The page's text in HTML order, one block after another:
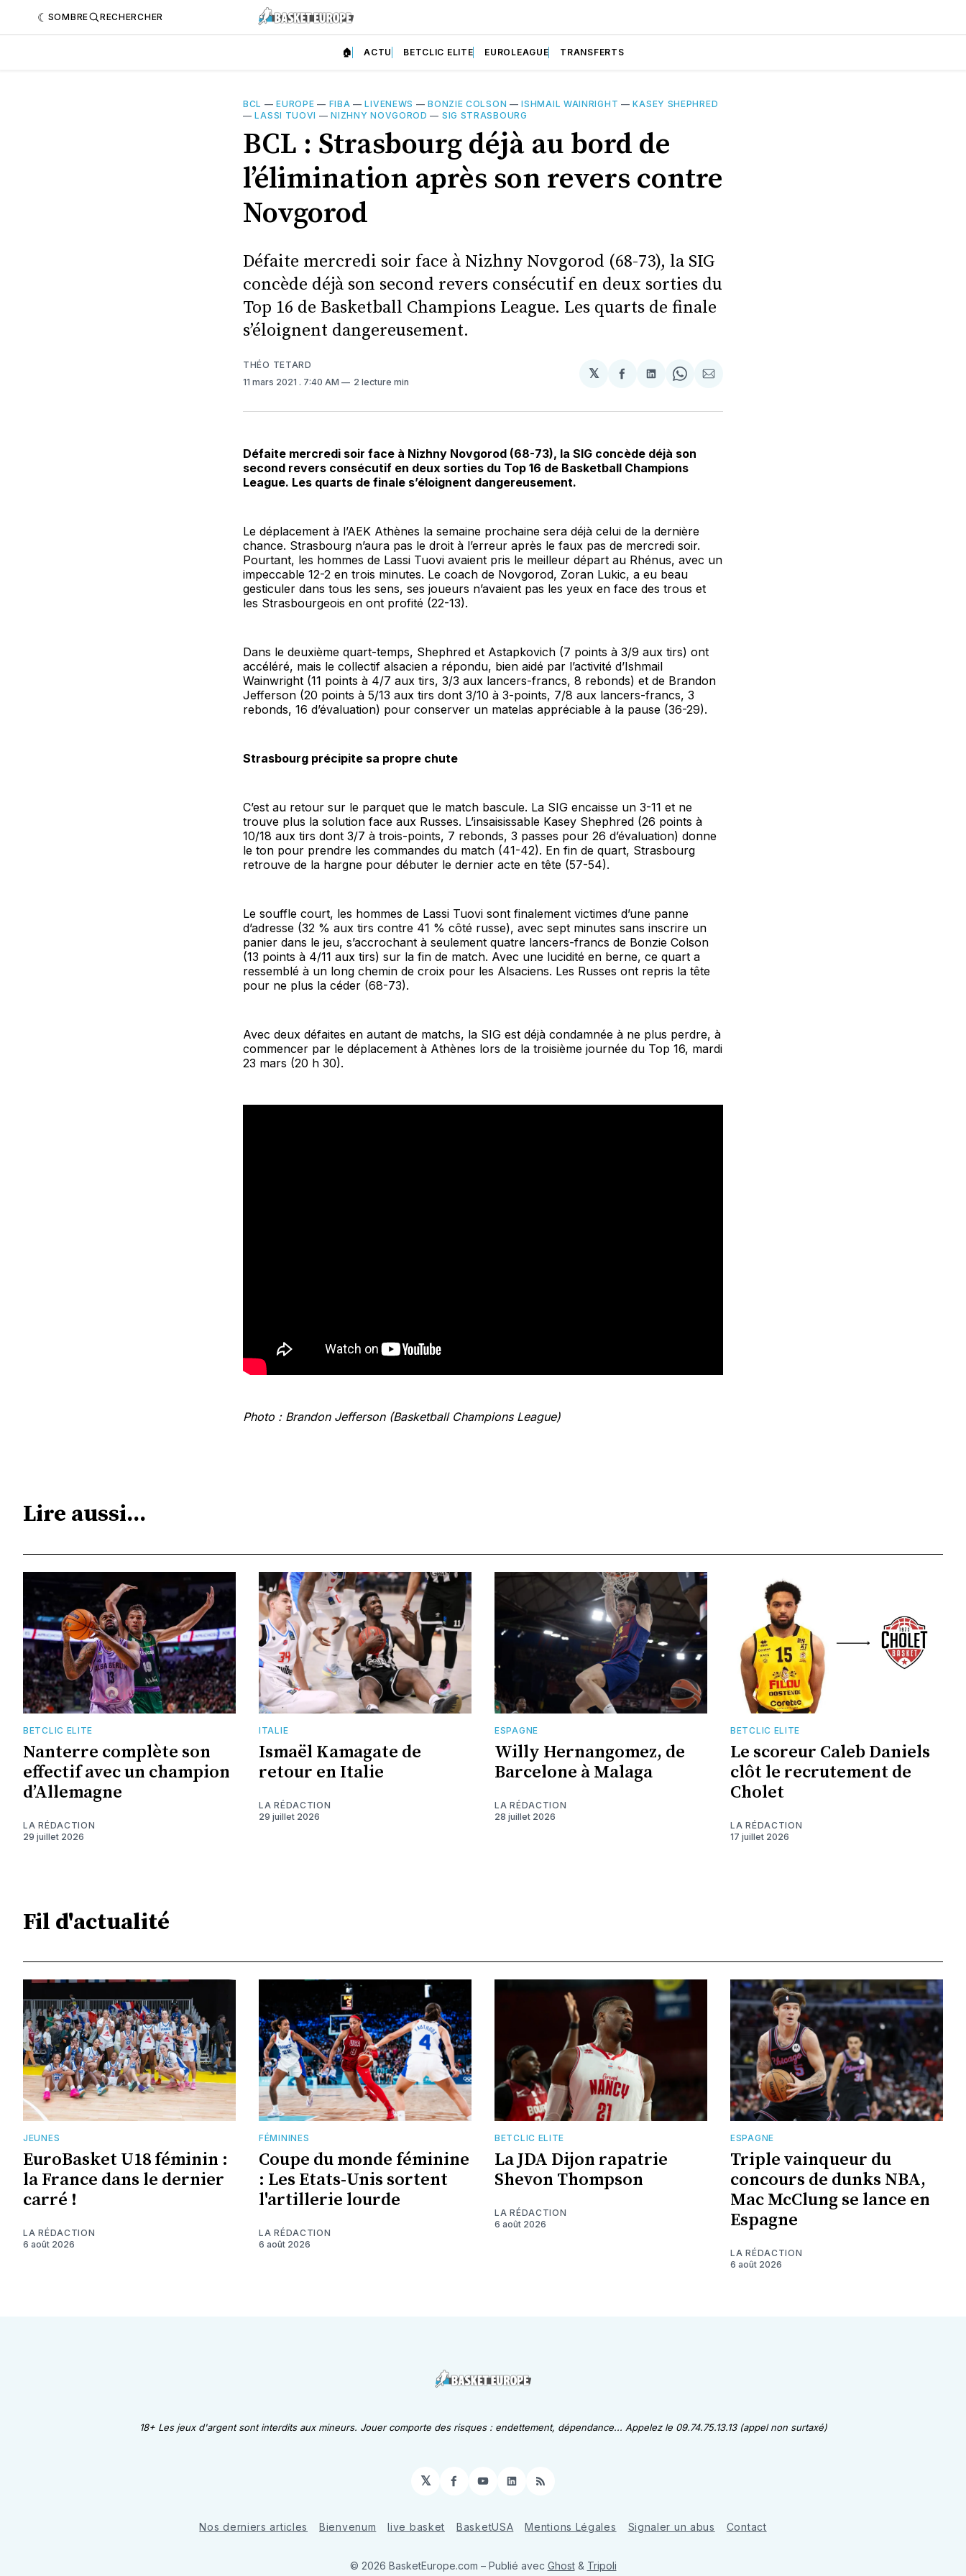
SOMBRE RECHERCHER
🏠 ACTU BETCLIC ELITE EUROLEAGUE TRANSFERTS
BCL —EUROPE — FIBA —LIVENEWS —BONZIE COLSON —ISHMAIL WAINRIGHT —KASEY SHEPHRED
—LASSI TUOVI —NIZHNY NOVGOROD — SIG STRASBOURG
BCL : Strasbourg déjà au bord de
l’élimination après son revers contre
Novgorod
Défaite mercredi soir face à Nizhny Novgorod (68-73), la SIG
concède déjà son second revers consécutif en deux sorties du
Top 16 de Basketball Champions League. Les quarts de finale
s’éloignent dangereusement.
THÉO TETARD
11 mars 2021 . 7:40 AM 2 lecture min
𝕏
Partager
Facebook
Partager
LinkedIn
Share
WhatsApp
Partager
Courriel
Défaite mercredi soir face à Nizhny Novgorod (68-73), la SIG concède déjà son
second revers consécutif en deux sorties du Top 16 de Basketball Champions
League. Les quarts de finale s’éloignent dangereusement.
Le déplacement à l’AEK Athènes la semaine prochaine sera déjà celui de la dernière
chance. Strasbourg n’aura pas le droit à l’erreur après le faux pas de mercredi soir.
Pourtant, les hommes de Lassi Tuovi avaient pris le meilleur départ au Rhénus, avec un
impeccable 12-2 en trois minutes. Le coach de Novgorod, Zoran Lukic, a eu beau
gesticuler dans tous les sens, ses joueurs n’avaient pas les yeux en face des trous et
les Strasbourgeois en ont profité (22-13).
Dans le deuxième quart-temps, Shephred et Astapkovich (7 points à 3/9 aux tirs) ont
accéléré, mais le collectif alsacien a répondu, bien aidé par l’activité d’Ishmail
Wainwright (11 points à 4/7 aux tirs, 3/3 aux lancers-francs, 8 rebonds) et de Brandon
Jefferson (20 points à 5/13 aux tirs dont 3/10 à 3-points, 7/8 aux lancers-francs, 3
rebonds, 16 d’évaluation) pour conserver un matelas appréciable à la pause (36-29).
Strasbourg précipite sa propre chute
C’est au retour sur le parquet que le match bascule. La SIG encaisse un 3-11 et ne
trouve plus la solution face aux Russes. L’insaisissable Kasey Shephred (26 points à
10/18 aux tirs dont 3/7 à trois-points, 7 rebonds, 3 passes pour 26 d’évaluation) donne
le ton pour prendre les commandes du match (41-42). En fin de quart, Strasbourg
retrouve de la hargne pour débuter le dernier acte en tête (57-54).
Le souffle court, les hommes de Lassi Tuovi sont finalement victimes d’une panne
d’adresse (32 % aux tirs contre 41 % côté russe), avec sept minutes sans inscrire un
panier dans le jeu, s’accrochant à seulement quatre lancers-francs de Bonzie Colson
(13 points à 4/11 aux tirs) sur la fin de match. Avec une lucidité en berne, ce quart a
ressemblé à un long chemin de croix pour les Alsaciens. Les Russes ont repris la tête
pour ne plus la céder (68-73).
Avec deux défaites en autant de matchs, la SIG est déjà condamnée à ne plus perdre, à
commencer par le déplacement à Athènes lors de la troisième journée du Top 16, mardi
23 mars (20 h 30).
Photo : Brandon Jefferson (Basketball Champions League)
Lire aussi...
BETCLIC ELITE
Nanterre complète son
effectif avec un champion
d’Allemagne
LA RÉDACTION
29 juillet 2026
ITALIE
Ismaël Kamagate de
retour en Italie
LA RÉDACTION
29 juillet 2026
ESPAGNE
Willy Hernangomez, de
Barcelone à Malaga
LA RÉDACTION
28 juillet 2026
BETCLIC ELITE
Le scoreur Caleb Daniels
clôt le recrutement de
Cholet
LA RÉDACTION
17 juillet 2026
Fil d'actualité
JEUNES
EuroBasket U18 féminin :
la France dans le dernier
carré !
LA RÉDACTION
6 août 2026
FÉMININES
Coupe du monde féminine
: Les Etats-Unis sortent
l'artillerie lourde
LA RÉDACTION
6 août 2026
BETCLIC ELITE
La JDA Dijon rapatrie
Shevon Thompson
LA RÉDACTION
6 août 2026
ESPAGNE
Triple vainqueur du
concours de dunks NBA,
Mac McClung se lance en
Espagne
LA RÉDACTION
6 août 2026
18+ Les jeux d'argent sont interdits aux mineurs. Jouer comporte des risques : endettement, dépendance... Appelez le 09.74.75.13.13 (appel non surtaxé)
𝕏 Facebook
YouTube
LinkedIn
RSS
Nos derniers articles Bienvenum live basket BasketUSA Mentions Légales Signaler un abus Contact
© 2026 BasketEurope.com – Publié avec Ghost& Tripoli